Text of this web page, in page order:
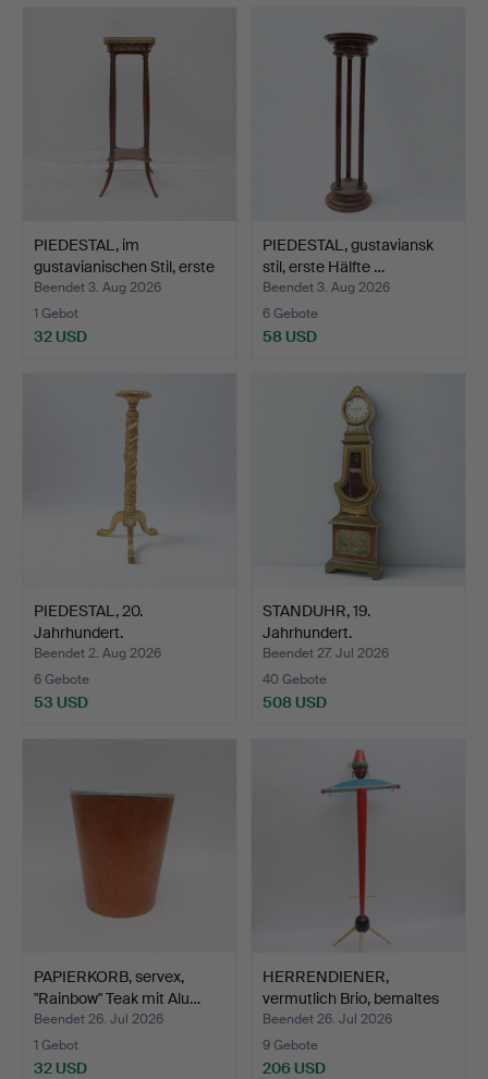
PIEDESTAL, im
gustavianischen Stil, erste
…
Beendet 3. Aug 2026
1 Gebot
32 USD
PIEDESTAL, gustaviansk
stil, erste Hälfte …
Beendet 3. Aug 2026
6 Gebote
58 USD
PIEDESTAL, 20.
Jahrhundert.
Beendet 2. Aug 2026
6 Gebote
53 USD
STANDUHR, 19.
Jahrhundert.
Beendet 27. Jul 2026
40 Gebote
508 USD
PAPIERKORB, servex,
"Rainbow" Teak mit Alu…
Beendet 26. Jul 2026
1 Gebot
32 USD
HERRENDIENER,
vermutlich Brio, bemaltes
Ho…
Beendet 26. Jul 2026
9 Gebote
206 USD